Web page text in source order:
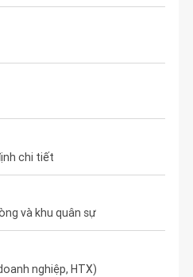
chi tiết
và khu quân sự
nghiệp, HTX)